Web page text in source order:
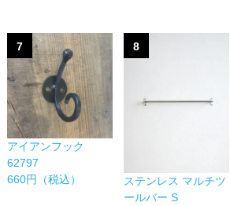
7
アイアンフック
62797
660円（税込）
8
ステンレス マルチツ
ールバー S